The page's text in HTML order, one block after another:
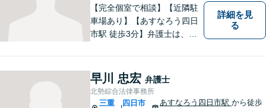
【完全個室で相談】【近隣駐
車場あり】【あすなろう四日
市駅 徒歩3分】弁護士は、依
わからないことがあれば、何
でも聞いてください。 問題解
決に向かって一緒に頑張りま
しょう。
詳細を見
る
早川 忠宏 弁護士
北勢綜合法律事務所
三重
四日市
あすなろう四日市駅 から徒歩